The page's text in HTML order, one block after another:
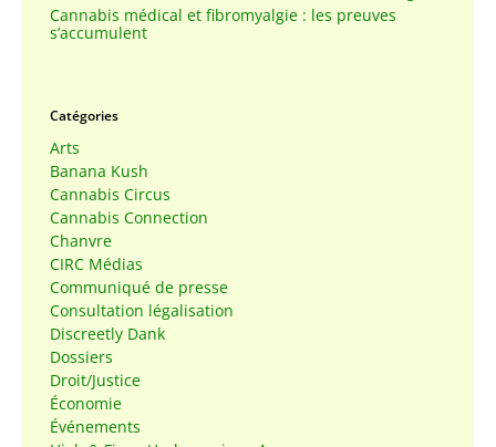
Cannabis médical et fibromyalgie : les preuves
s’accumulent
Catégories
Arts
Banana Kush
Cannabis Circus
Cannabis Connection
Chanvre
CIRC Médias
Communiqué de presse
Consultation légalisation
Discreetly Dank
Dossiers
Droit/Justice
Économie
Événements